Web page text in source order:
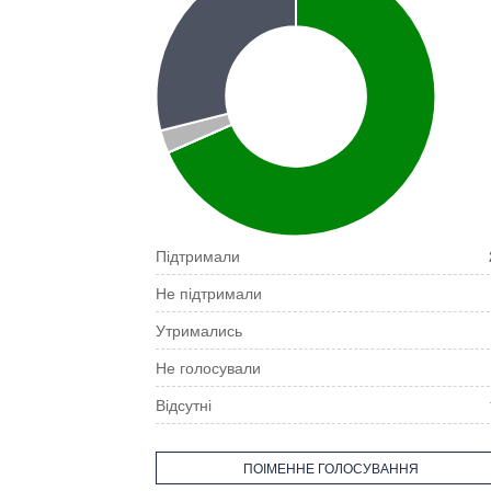
Підтримали
Не підтримали
Утримались
Не голосували
Відсутні
ПОІМЕННЕ ГОЛОСУВАННЯ